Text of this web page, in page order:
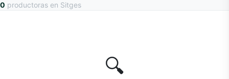
0 productoras en Sitges
🔍